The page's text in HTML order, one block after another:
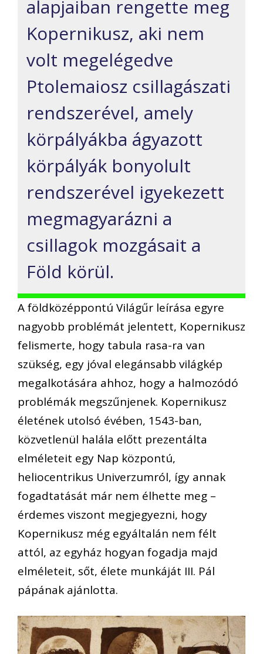
alapjaiban rengette meg
Kopernikusz, aki nem
volt megelégedve
Ptolemaiosz csillagászati
rendszerével, amely
körpályákba ágyazott
körpályák bonyolult
rendszerével igyekezett
megmagyarázni a
csillagok mozgásait a
Föld körül.
A földközéppontú Világűr leírása egyre
nagyobb problémát jelentett, Kopernikusz
felismerte, hogy tabula rasa-ra van
szükség, egy jóval elegánsabb világkép
megalkotására ahhoz, hogy a halmozódó
problémák megszűnjenek. Kopernikusz
életének utolsó évében, 1543-ban,
közvetlenül halála előtt prezentálta
elméleteit egy Nap központú,
heliocentrikus Univerzumról, így annak
fogadtatását már nem élhette meg –
érdemes viszont megjegyezni, hogy
Kopernikusz még egyáltalán nem félt
attól, az egyház hogyan fogadja majd
elméleteit, sőt, élete munkáját III. Pál
pápának ajánlotta.